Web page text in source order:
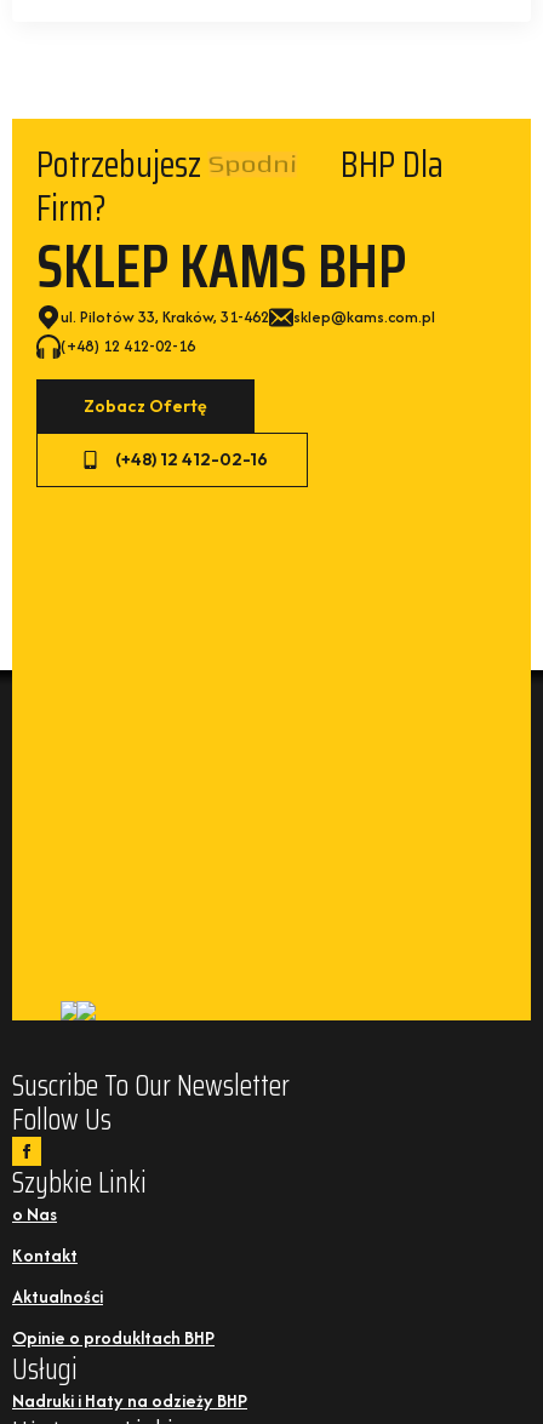
PotrzebujeszSpodni BHP Dla Firm?
SKLEP KAMS BHP
ul. Pilotów 33, Kraków, 31-462
sklep@kams.com.pl
(+48) 12 412-02-16
Follow Us
Szybkie Linki
o Nas
Kontakt
Aktualności
Opinie o produkltach BHP
Usługi
Nadruki i Haty na odzieży BHP
Użyteczne Linki